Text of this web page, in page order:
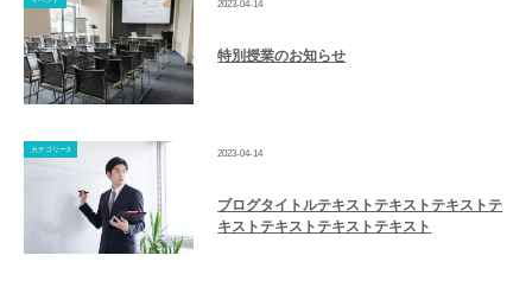
2023-04-14
特別授業のお知らせ
カテゴリー3 2023-04-14
ブログタイトルテキストテキストテキストテ
キストテキストテキストテキスト